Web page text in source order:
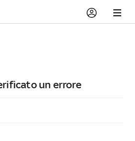
un errore